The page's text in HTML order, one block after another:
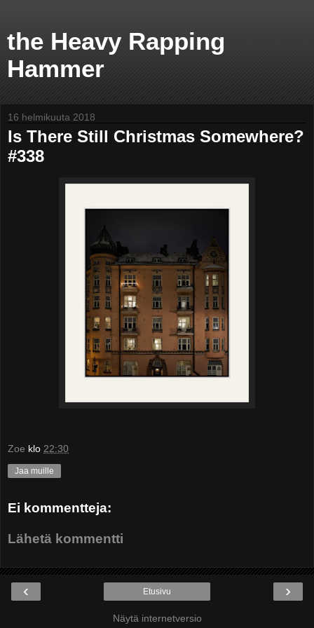
the Heavy Rapping
Hammer
16 helmikuuta 2018
Is There Still Christmas Somewhere?
#338
Zoe klo 22:30
Jaa muille
Ei kommentteja:
Lähetä kommentti
‹ ›
Etusivu
Näytä internetversio